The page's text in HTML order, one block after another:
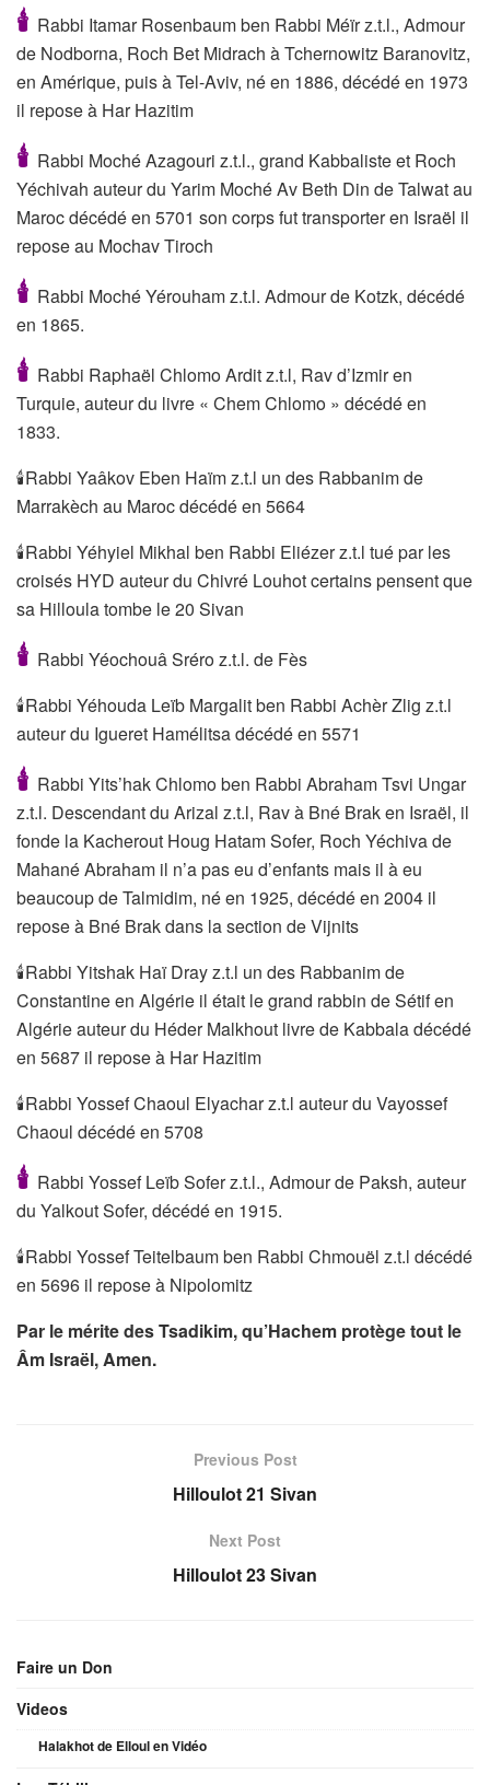
🕯 Rabbi Itamar Rosenbaum ben Rabbi Méïr z.t.l., Admour
de Nodborna, Roch Bet Midrach à Tchernowitz Baranovitz,
en Amérique, puis à Tel-Aviv, né en 1886, décédé en 1973
il repose à Har Hazitim
🕯 Rabbi Moché Azagouri z.t.l., grand Kabbaliste et Roch
Yéchivah auteur du Yarim Moché Av Beth Din de Talwat au
Maroc décédé en 5701 son corps fut transporter en Israël il
repose au Mochav Tiroch
🕯 Rabbi Moché Yérouham z.t.l. Admour de Kotzk, décédé
en 1865.
🕯 Rabbi Raphaël Chlomo Ardit z.t.l, Rav d’Izmir en
Turquie, auteur du livre « Chem Chlomo » décédé en
1833.
🕯Rabbi Yaâkov Eben Haïm z.t.l un des Rabbanim de
Marrakèch au Maroc décédé en 5664
🕯Rabbi Yéhyiel Mikhal ben Rabbi Eliézer z.t.l tué par les
croisés HYD auteur du Chivré Louhot certains pensent que
sa Hilloula tombe le 20 Sivan
🕯 Rabbi Yéochouâ Sréro z.t.l. de Fès
🕯Rabbi Yéhouda Leïb Margalit ben Rabbi Achèr Zlig z.t.l
auteur du Igueret Hamélitsa décédé en 5571
🕯 Rabbi Yits’hak Chlomo ben Rabbi Abraham Tsvi Ungar
z.t.l. Descendant du Arizal z.t.l, Rav à Bné Brak en Israël, il
fonde la Kacherout Houg Hatam Sofer, Roch Yéchiva de
Mahané Abraham il n’a pas eu d’enfants mais il à eu
beaucoup de Talmidim, né en 1925, décédé en 2004 il
repose à Bné Brak dans la section de Vijnits
🕯Rabbi Yitshak Haï Dray z.t.l un des Rabbanim de
Constantine en Algérie il était le grand rabbin de Sétif en
Algérie auteur du Héder Malkhout livre de Kabbala décédé
en 5687 il repose à Har Hazitim
🕯Rabbi Yossef Chaoul Elyachar z.t.l auteur du Vayossef
Chaoul décédé en 5708
🕯 Rabbi Yossef Leïb Sofer z.t.l., Admour de Paksh, auteur
du Yalkout Sofer, décédé en 1915.
🕯Rabbi Yossef Teitelbaum ben Rabbi Chmouël z.t.l décédé
en 5696 il repose à Nipolomitz
Par le mérite des Tsadikim, qu’Hachem protège tout le
Âm Israël, Amen.
Previous Post
Hilloulot 21 Sivan
Next Post
Hilloulot 23 Sivan
Faire un Don
Videos
Halakhot de Elloul en Vidéo